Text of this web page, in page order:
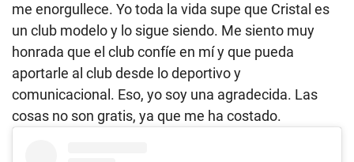
me enorgullece. Yo toda la vida supe que Cristal es
un club modelo y lo sigue siendo. Me siento muy
honrada que el club confíe en mí y que pueda
aportarle al club desde lo deportivo y
comunicacional. Eso, yo soy una agradecida. Las
cosas no son gratis, ya que me ha costado.